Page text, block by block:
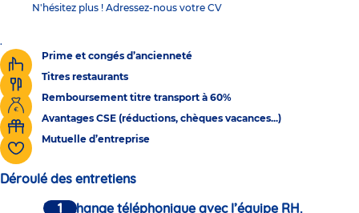
N'hésitez plus ! Adressez-nous votre CV
.
Prime et congés d’ancienneté
Titres restaurants
Remboursement titre transport à 60%
Avantages CSE (réductions, chèques vacances...)
Mutuelle d’entreprise
Déroulé des entretiens
Un échange téléphonique avec l’équipe RH.